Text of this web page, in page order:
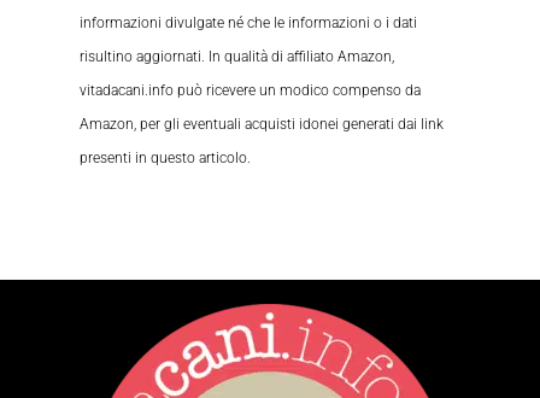
informazioni divulgate né che le informazioni o i dati
risultino aggiornati. In qualità di affiliato Amazon,
vitadacani.info può ricevere un modico compenso da
Amazon, per gli eventuali acquisti idonei generati dai link
presenti in questo articolo.